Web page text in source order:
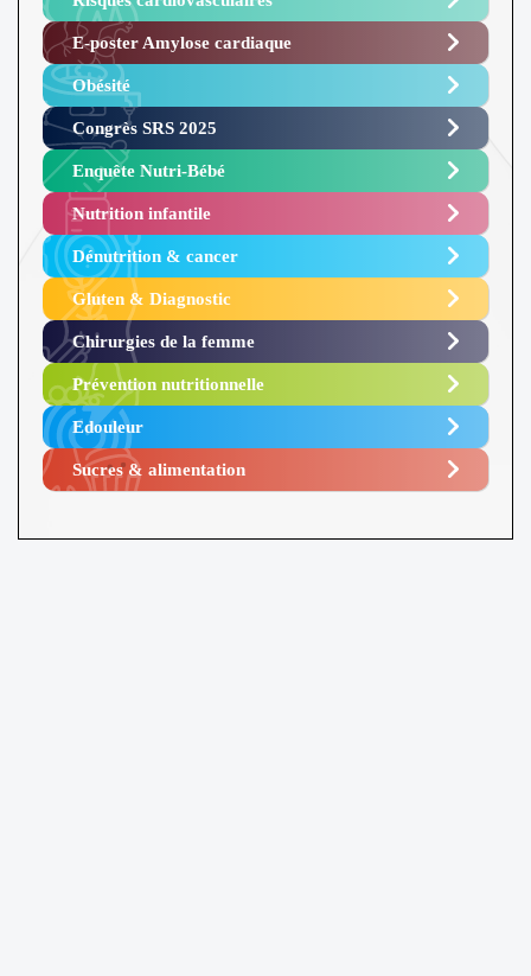
E-poster Amylose cardiaque ​
Obésité ​
Congrès SRS 2025 ​
Enquête Nutri-Bébé ​
Nutrition infantile
Dénutrition & cancer
Gluten & Diagnostic
Chirurgies de la femme
Prévention nutritionnelle
Edouleur​
Sucres & alimentation​